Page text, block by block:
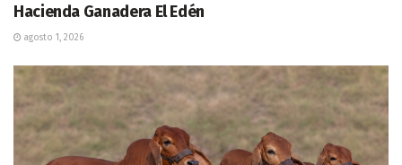
Hacienda Ganadera El Edén
agosto 1, 2026